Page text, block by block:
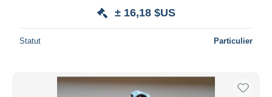
± 16,18 $US
Statut Particulier